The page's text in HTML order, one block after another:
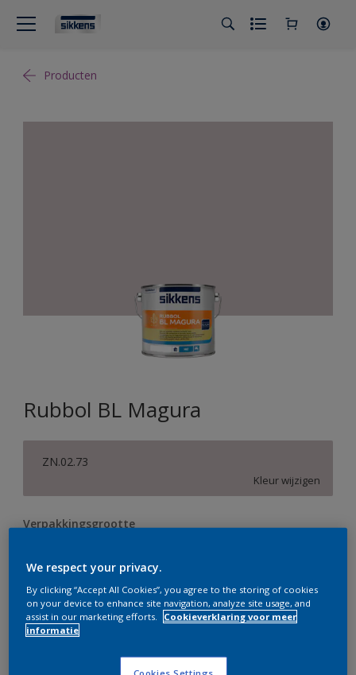
Producten
Rubbol BL Magura
ZN.02.73
Kleur wijzigen
Verpakkingsgrootte
Aantal Verfcalculator
Bereken
We respect your privacy.
By clicking “Accept All Cookies”, you agree to the storing of cookies
on your device to enhance site navigation, analyze site usage, and
assist in our marketing efforts.
Cookieverklaring voor meer
informatie
Cookies Settings